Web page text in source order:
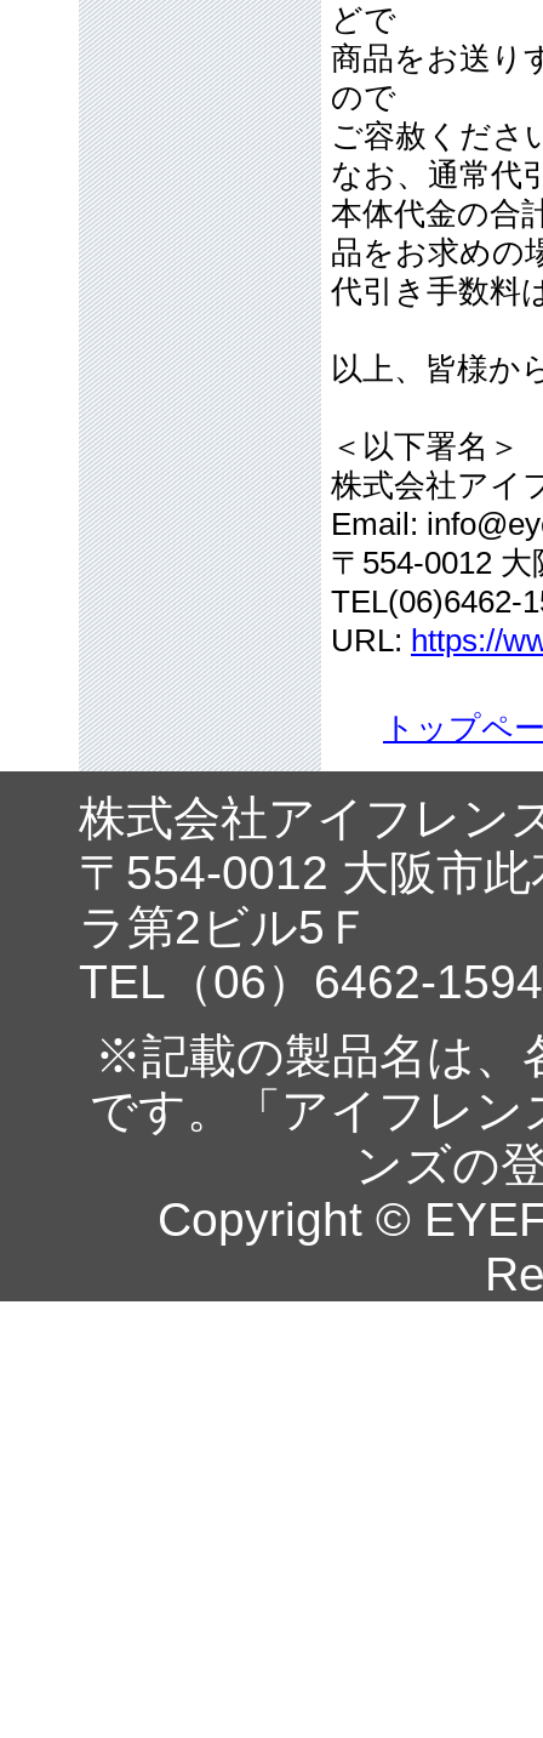
どで
商品をお送り
ので
ご容赦くださ
なお、通常代
本体代金の合
品をお求めの
代引き手数料
以上、皆様か
＜以下署名＞
株式会社アイ
Email:
〒554-0012
TEL(06)6462-
URL: https://
トップペ
株式会社アイフレン
〒554-0012 大阪市
ラ第2ビル5Ｆ
TEL（06）6462-
※記載の製品名は、
です。「アイフレ
ンズの
Copyright ©